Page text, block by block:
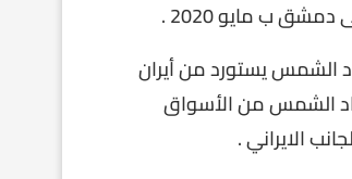
الشمس يستورد من أيران
الشمس من الأسواق
الايراني .